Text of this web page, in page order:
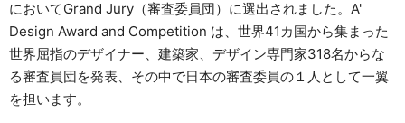
においてGrand Jury（審査委員団）に選出されました。A'
Design Award and Competition は、世界41カ国から集まった
世界屈指のデザイナー、建築家、デザイン専門家318名からな
る審査員団を発表、その中で日本の審査委員の１人として一翼
を担います。